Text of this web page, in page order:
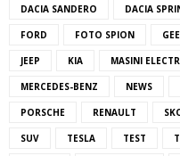
DACIA SANDERO DACIA
FORD FOTO SPION
JEEP KIA MASINI
MERCEDES-BENZ NEWS
PORSCHE RENAULT
SUV TESLA TEST